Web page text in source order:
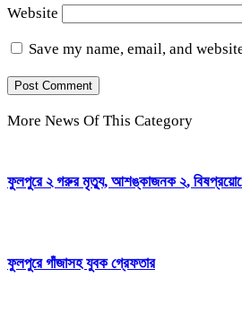
Website
Save my name, email, and
More News Of This Category
ফুলপুরে ২ গরুর মৃত্যু, আশঙ্কাজনক ২,
ফুলপুরে গাঁজাসহ যুবক গ্রেফতার